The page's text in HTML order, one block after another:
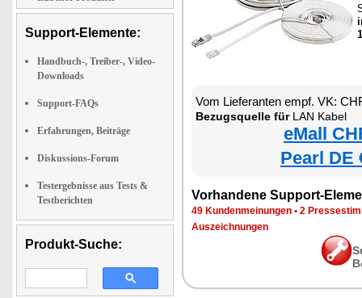
Support-Elemente:
Handbuch-, Treiber-, Video-
Downloads
Support-FAQs
Erfahrungen, Beiträge
Diskussions-Forum
Testergebnisse aus Tests &
Testberichten
Produkt-Suche:
Vom Lieferanten empf. VK:
Bezugsquelle fürLAN Kabel
eMall
Pearl DE
Vorhandene Support-
49 Kundenmeinungen • 2
Auszeichnungen